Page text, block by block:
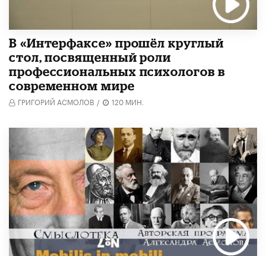
В «Интерфаксе» прошёл круглый
стол, посвященный роли
профессиональных психологов в
современном мире
ГРИГОРИЙ АСМОЛОВ / 120 МИН.